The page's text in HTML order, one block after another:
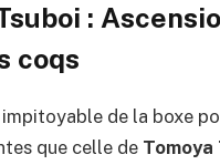
:
coqs
impitoyable de la boxe
que celle de Tomoya